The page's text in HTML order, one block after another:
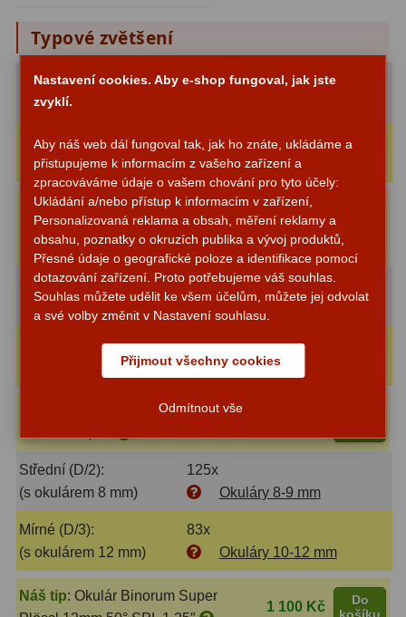
Guiding kamery14
Adaptéry T239
Adaptéry M4833
Filtry L-RGB7
Filtry Pass6
Filtry Block10
Rovnače a reduktory
Zaostření11
ADC, Tilting14
Typové zvětšení
Maximální (2D):
400x
(s okulárem 2,5 mm)
Rozlišovací (1.4D):
333x
(s okulárem 3 mm)
Okuláry 3 mm
Náš tip:Okulár Binorum
Planetary Deluxe LE 3mm 55°
1,25″
2 895 Kč
košíku
Velké (1D):
250x
(s okulárem 4 mm)
Okuláry 4 mm
Optimální (0.7D):
167x
(s okulárem 6 mm)
Okuláry 6-7 mm
Okulár Binorum Plössl
Střední (D/2):
125x
(s okulárem 8 mm)
Okuláry 8-9 mm
Mírné (D/3):
83x
(s okulárem 12 mm)
Okuláry 10-12 mm
Náš tip: Okulár Binorum Super
1 100 Kč
Do
košíku
Nastavení cookies. Aby e-shop fungoval, jak jste
zvyklí.
Aby náš web dál fungoval tak, jak ho znáte, ukládáme a
přistupujeme k informacím z vašeho zařízení a
zpracováváme údaje o vašem chování pro tyto účely:
Ukládání a/nebo přístup k informacím v zařízení,
Personalizovaná reklama a obsah, měření reklamy a
obsahu, poznatky o okruzích publika a vývoj produktů,
Přesné údaje o geografické poloze a identifikace pomocí
dotazování zařízení. Proto potřebujeme váš souhlas.
Souhlas můžete udělit ke všem účelům, můžete jej odvolat
a své volby změnit v Nastavení souhlasu.
Přijmout všechny cookies
Odmítnout vše